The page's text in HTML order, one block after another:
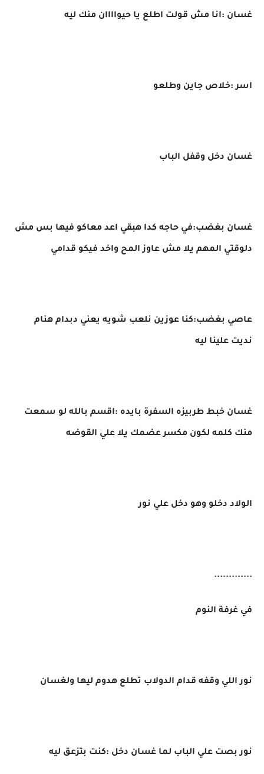
غسان :انا مش قولت اطلع يا حيواااان منك ليه
اسر :خلاص جاين وطلعو
غسان دخل وقفل الباب
غسان بغضب:في حاجه كدا هبقي اعد معاكو فيها بس مش
دلوقتي المهم يلا مش عاوز المح واخد فيكو قدامي
عاصي بغضب:كنا عوزين نلعب شويه يعني دبدام هنام
نديت علينا ليه
غسان خبط طربيزه السفرة بايده :اقسم بالله لو سمعت
منك كلمه لكون مكسر عضمك يلا علي القوضه
الولاد دخلو وهو دخل علي نور
.............
في غرفة النوم
نور اللي وقفه قدام الدولاب تطلع هدوم ليها ولغسان
نور بصت علي الباب لما غسان دخل :كنت بتزعق ليه